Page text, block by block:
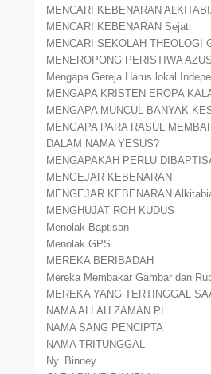
MENCARI KEBENARAN
MENCARI KEBENARAN Sejati
MENCARI SEKOLAH THEOLOGI
MENEROPONG PERISTIWA
Mengapa Gereja Harus lokal
MENGAPA KRISTEN EROPA
MENGAPA MUNCUL BANYAK
MENGAPA PARA RASUL
DALAM NAMA YESUS?
MENGAPAKAH PERLU
MENGEJAR KEBENARAN
MENGEJAR KEBENARAN
MENGHUJAT ROH KUDUS
Menolak Baptisan
Menolak GPS
MEREKA BERIBADAH
Mereka Membakar Gambar dan
MEREKA YANG TERTINGGAL
NAMA ALLAH ZAMAN PL
NAMA SANG PENCIPTA
NAMA TRITUNGGAL
Ny. Binney